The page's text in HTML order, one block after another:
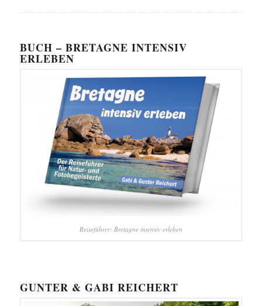
BUCH – BRETAGNE INTENSIV
ERLEBEN
Reiseführer: Bretagne intensiv erleben
GUNTER & GABI REICHERT